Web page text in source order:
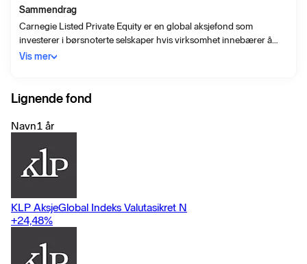
Sammendrag
Carnegie Listed Private Equity er en global aksjefond som
investerer i børsnoterte selskaper hvis virksomhet innebærer å
påvirke og utvikle selskaper som en aktiv eier ved å tilby
investerer i selskaper med stor spredning over forskjellige
strategier, bransjer og geografier.
Vis mer
Lignende fond
Navn1 år
KLP AksjeGlobal Indeks Valutasikret N
+24,48%